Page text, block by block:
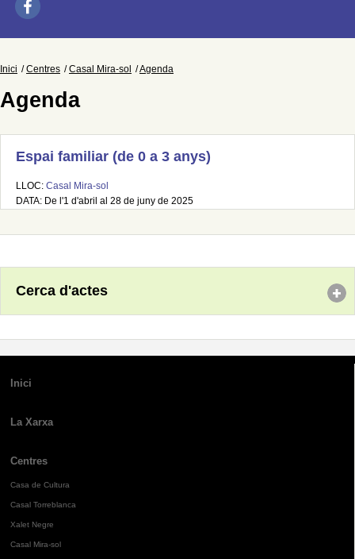
Inici Centres Casal Mira-sol Agenda
Agenda
Espai familiar (de 0 a 3 anys)
LLOC: Casal Mira-sol
DATA: De l'1 d'abril al 28 de juny de 2025
Cerca d'actes
Inici
La Xarxa
Centres
Casa de Cultura
Casal Torreblanca
Xalet Negre
Casal Mira-sol